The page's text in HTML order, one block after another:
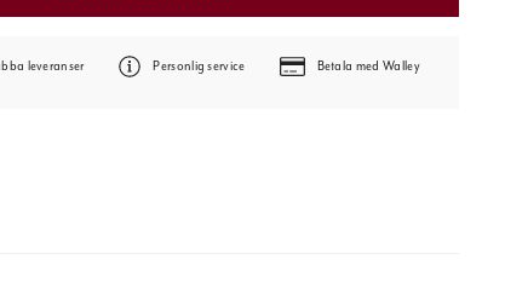
leveranser Personlig service Betala med Walley